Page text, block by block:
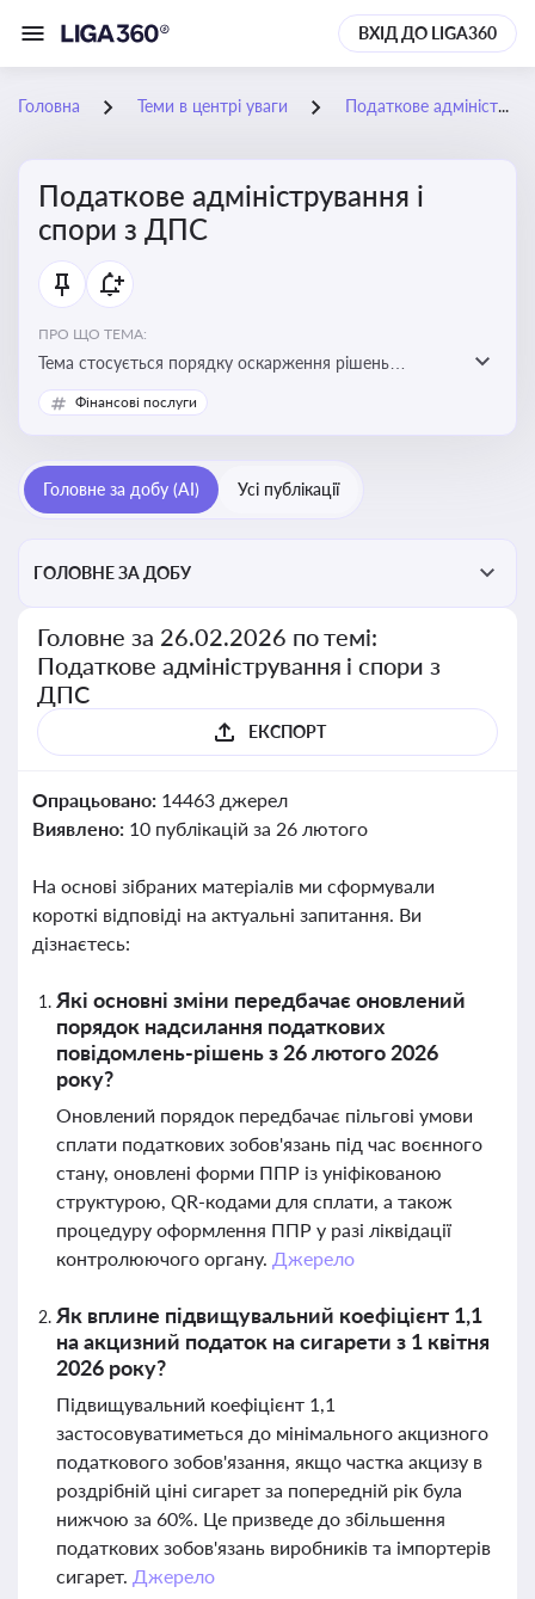
ВХІД ДО LIGA360
Головна Теми в центрі уваги Податкове адміністрування і спори з ДПС
Податкове адміністрування і
спори з ДПС
ПРО ЩО ТЕМА:
Тема стосується порядку оскарження рішень
податкових органів, що виникають внаслідок
податкових перевірок, та механізмів захисту прав
Фінансові послуги
Головне за добу (AI) Усі публікації
ГОЛОВНЕ ЗА ДОБУ
Головне за 26.02.2026 по темі:
Податкове адміністрування і спори з
ДПС
ЕКСПОРТ
Опрацьовано: 14463 джерел
Виявлено: 10 публікацій за 26 лютого
На основі зібраних матеріалів ми сформували
короткі відповіді на актуальні запитання. Ви
дізнаєтесь:
Які основні зміни передбачає оновлений
порядок надсилання податкових
повідомлень-рішень з 26 лютого 2026
року?
Оновлений порядок передбачає пільгові умови
сплати податкових зобов'язань під час воєнного
стану, оновлені форми ППР із уніфікованою
структурою, QR-кодами для сплати, а також
процедуру оформлення ППР у разі ліквідації
контролюючого органу. Джерело
Як вплине підвищувальний коефіцієнт 1,1
на акцизний податок на сигарети з 1 квітня
2026 року?
Підвищувальний коефіцієнт 1,1
застосовуватиметься до мінімального акцизного
податкового зобов'язання, якщо частка акцизу в
роздрібній ціні сигарет за попередній рік була
нижчою за 60%. Це призведе до збільшення
податкових зобов'язань виробників та імпортерів
сигарет. Джерело